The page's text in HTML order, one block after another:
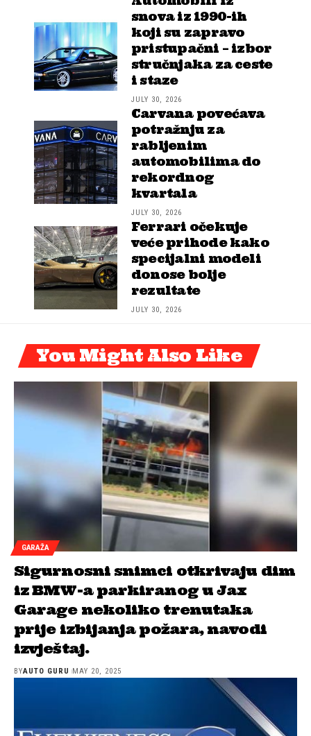
snova iz 1990-ih
koji su zapravo
pristupačni – izbor
stručnjaka za ceste
i staze
JULY 30, 2026
Carvana povećava
potražnju za
rabljenim
automobilima do
rekordnog
kvartala
JULY 30, 2026
Ferrari očekuje
veće prihode kako
specijalni modeli
donose bolje
rezultate
JULY 30, 2026
You Might Also Like
GARAŽA
Sigurnosni snimci otkrivaju dim
iz BMW-a parkiranog u Jax
Garage nekoliko trenutaka
prije izbijanja požara, navodi
izvještaj.
BYAUTO GURU MAY 20, 2025